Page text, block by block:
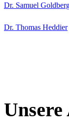
Dr. Samuel
Dr. Thomas Heddier